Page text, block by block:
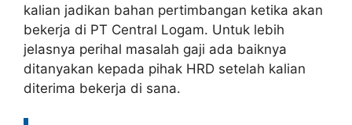
kalian jadikan bahan pertimbangan ketika akan
bekerja di PT Central Logam. Untuk lebih
jelasnya perihal masalah gaji ada baiknya
ditanyakan kepada pihak HRD setelah kalian
diterima bekerja di sana.